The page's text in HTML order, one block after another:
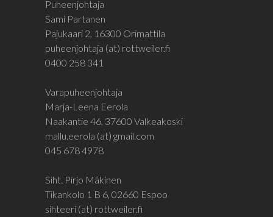
Puheenjohtaja
Sami Partanen
Pajukaari 2, 16300 Orimattila
puheenjohtaja (at) rottweiler.fi
0400 258 341
Varapuheenjohtaja
Marja-Leena Eerola
Naakantie 46, 37600 Valkeakoski
mallu.eerola (at) gmail.com
045 678 4978
Siht. Pirjo Mäkinen
Tikankolo 1 B 6, 02660 Espoo
sihteeri (at) rottweiler.fi